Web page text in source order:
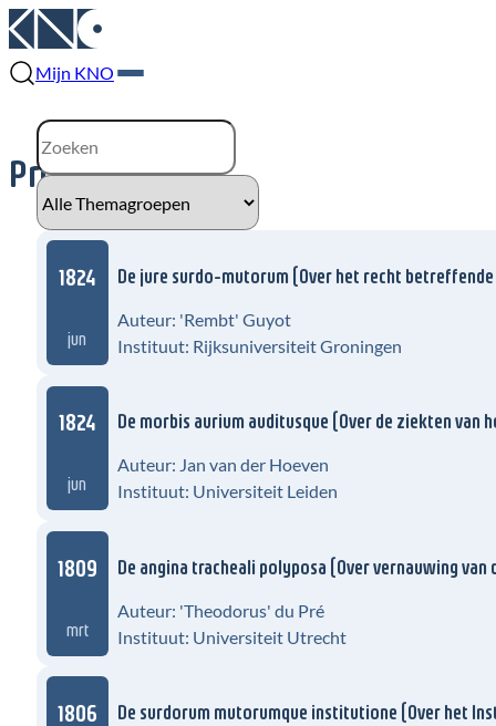
Mijn KNO
Proefschriften
1824
jun
De jure surdo-mutorum (Over het recht
Auteur: 'Rembt' Guyot
Instituut: Rijksuniversiteit Groningen
1824
jun
De morbis aurium auditusque (Over de ziekten van
Auteur: Jan van der Hoeven
Instituut: Universiteit Leiden
1809
mrt
De angina tracheali polyposa (Over vernauwing
Auteur: 'Theodorus' du Pré
Instituut: Universiteit Utrecht
1806 De surdorum mutorumque institutione (Over het